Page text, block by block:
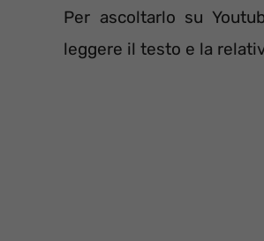
Per ascoltarlo su
leggere il testo e la